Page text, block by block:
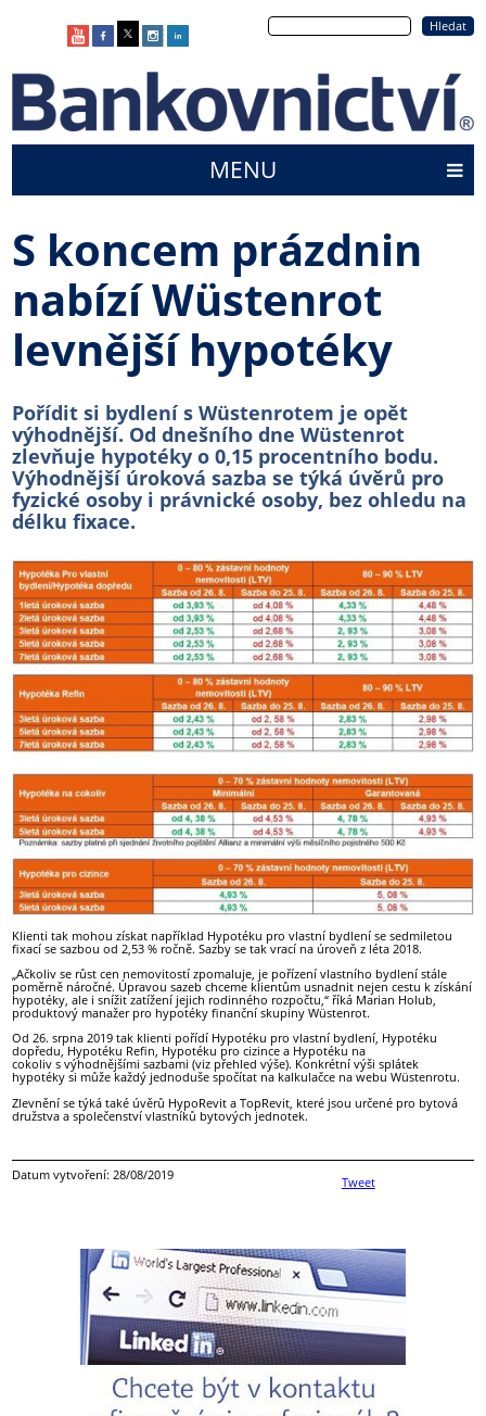
Hledat
menu
MENU
S koncem prázdnin
nabízí Wüstenrot
levnější hypotéky
Pořídit si bydlení s Wüstenrotem je opět
výhodnější. Od dnešního dne Wüstenrot
zlevňuje hypotéky o 0,15 procentního bodu.
Výhodnější úroková sazba se týká úvěrů pro
fyzické osoby i právnické osoby, bez ohledu na
délku fixace.
Klienti tak mohou získat například Hypotéku pro vlastní bydlení se sedmiletou
fixací se sazbou od 2,53 % ročně. Sazby se tak vrací na úroveň z léta 2018.
„Ačkoliv se růst cen nemovitostí zpomaluje, je pořízení vlastního bydlení stále
poměrně náročné. Úpravou sazeb chceme klientům usnadnit nejen cestu k získání
hypotéky, ale i snížit zatížení jejich rodinného rozpočtu,“ říká Marian Holub,
produktový manažer pro hypotéky finanční skupiny Wüstenrot.
Od 26. srpna 2019 tak klienti pořídí Hypotéku pro vlastní bydlení, Hypotéku
dopředu, Hypotéku Refin, Hypotéku pro cizince a Hypotéku na
cokoliv s výhodnějšími sazbami (viz přehled výše). Konkrétní výši splátek
hypotéky si může každý jednoduše spočítat na kalkulačce na webu Wüstenrotu.
Zlevnění se týká také úvěrů HypoRevit a TopRevit, které jsou určené pro bytová
družstva a společenství vlastníků bytových jednotek.
Tweet
Datum vytvoření: 28/08/2019